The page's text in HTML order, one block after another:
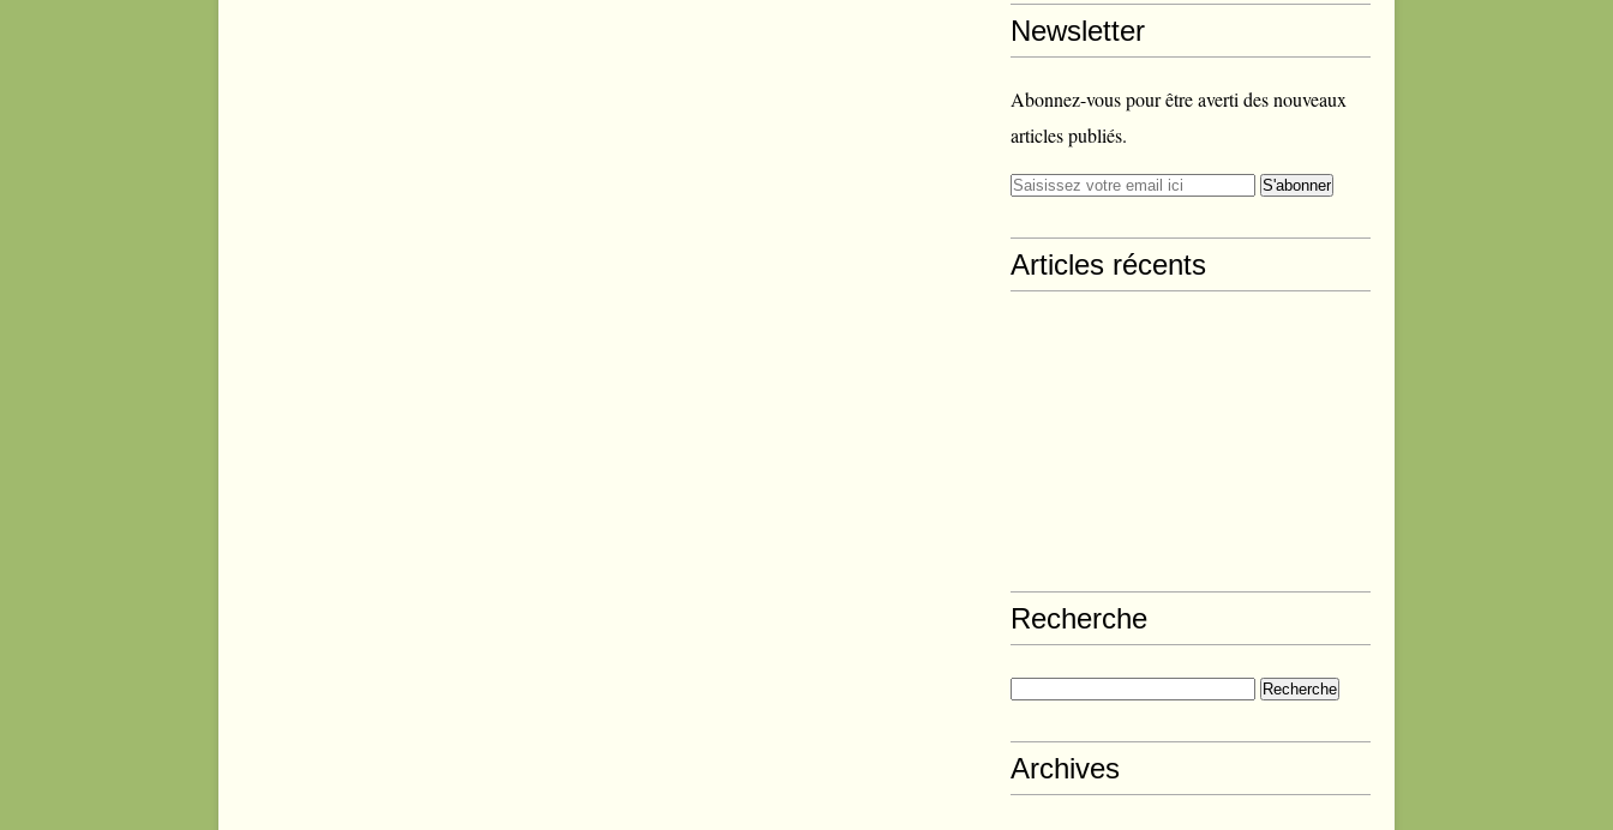
Newsletter
Abonnez-vous pour être averti des nouveaux
articles publiés.
Articles récents
Recherche
Archives